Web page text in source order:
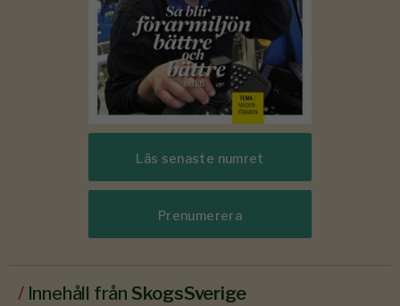
Läs senaste numret
Prenumerera
/ Innehåll från SkogsSverige